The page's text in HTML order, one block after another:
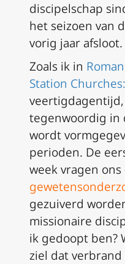
discipelschap
het seizoen van
vorig jaar afsloot.
Zoals ik in
Station Churches:
veertigdagentijd,
tegenwoordig in
wordt
perioden. De
week vragen
gezuiverd
missionaire
ik gedoopt ben?
ziel dat